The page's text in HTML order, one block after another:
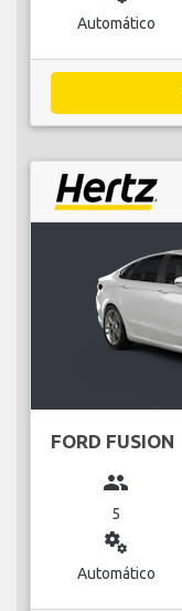
Automático
FORD FUSION
group
5
miscellaneous_services
Automático